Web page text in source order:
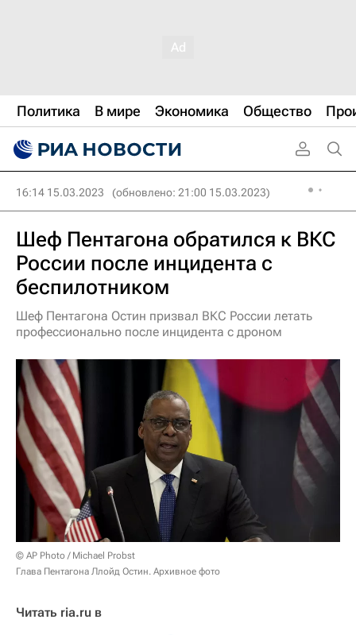
Политика В мире Экономика Общество
16:14 15.03.2023 (обновлено: 21:00 15.03.2023)
Шеф Пентагона обратился к ВКС
России после инцидента с
беспилотником
Шеф Пентагона Остин призвал ВКС России летать
профессионально после инцидента с дроном
© AP Photo / Michael Probst
Глава Пентагона Ллойд Остин. Архивное фото
Читать ria.ru в